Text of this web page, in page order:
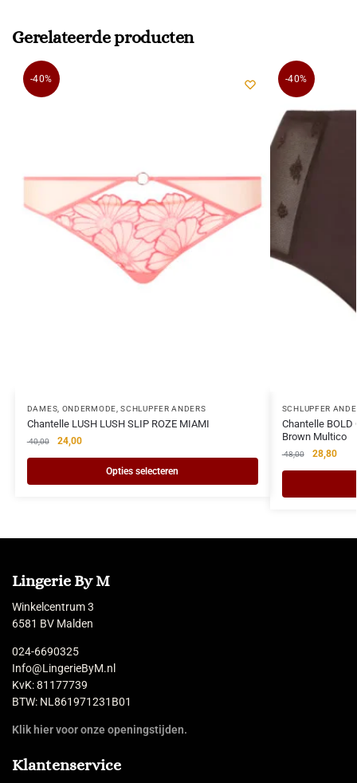
Gerelateerde producten
-40%
DAMES ONDERMODE ,SCHLUPFER ANDERS
Chantelle LUSH LUSH SLIP ROZE MIAMI
40,00 24,00
Opties selecteren
-40%
SCHLUPFER
Chantelle BOLD
Brown Multico
48,00 28,80
Lingerie By M
Winkelcentrum 3
6581 BV Malden
024-6690325
Info@LingerieByM.nl
KvK: 81177739
BTW: NL861971231B01
Klik hier voor onze openingstijden.
Klantenservice